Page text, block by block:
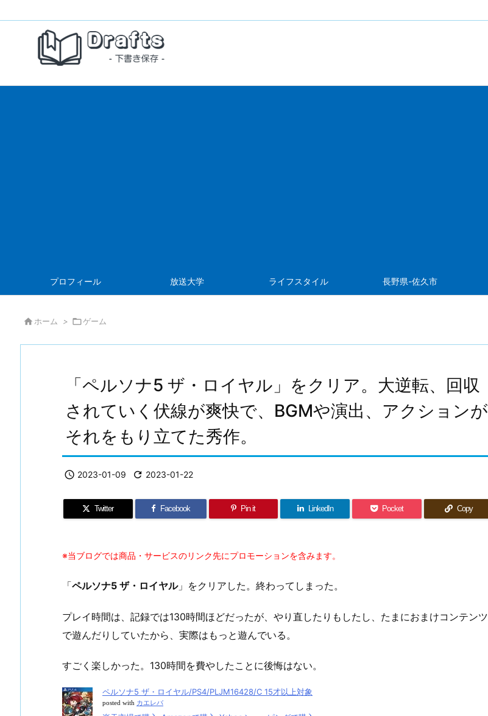
プロフィール 放送大学 ライフスタイル 長野県-佐久市
 ホーム > ゲーム
「ペルソナ5 ザ・ロイヤル」をクリア。大逆転、回収
されていく伏線が爽快で、BGMや演出、アクションが
それをもり立てた秀作。
 2023-01-09  2023-01-22
Twitter Facebook Pin it LinkedIn Pocket Copy
※当ブログでは商品・サービスのリンク先にプロモーションを含みます。
「ペルソナ5 ザ・ロイヤル」をクリアした。終わってしまった。
プレイ時間は、記録では130時間ほどだったが、やり直したりもしたし、たまにおまけコンテンツ
で遊んだりしていたから、実際はもっと遊んでいる。
すごく楽しかった。130時間を費やしたことに後悔はない。
ペルソナ5 ザ・ロイヤル/PS4/PLJM16428/C 15才以上対象
posted with カエレバ